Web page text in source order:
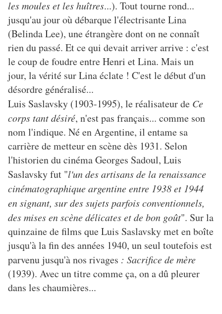
les moules et les huîtres...). Tout tourne rond...
jusqu'au jour où débarque l'électrisante Lina
(Belinda Lee), une étrangère dont on ne connaît
rien du passé. Et ce qui devait arriver arrive : c'est
le coup de foudre entre Henri et Lina. Mais un
jour, la vérité sur Lina éclate ! C'est le début d'un
désordre généralisé...
Luis Saslavsky (1903-1995), le réalisateur de Ce
corps tant désiré, n'est pas français... comme son
nom l'indique. Né en Argentine, il entame sa
carrière de metteur en scène dès 1931. Selon
l'historien du cinéma Georges Sadoul, Luis
Saslavsky fut "l'un des artisans de la renaissance
cinématographique argentine entre 1938 et 1944
en signant, sur des sujets parfois conventionnels,
des mises en scène délicates et de bon goût". Sur la
quinzaine de films que Luis Saslavsky met en boîte
jusqu'à la fin des années 1940, un seul toutefois est
parvenu jusqu'à nos rivages : Sacrifice de mère
(1939). Avec un titre comme ça, on a dû pleurer
dans les chaumières...